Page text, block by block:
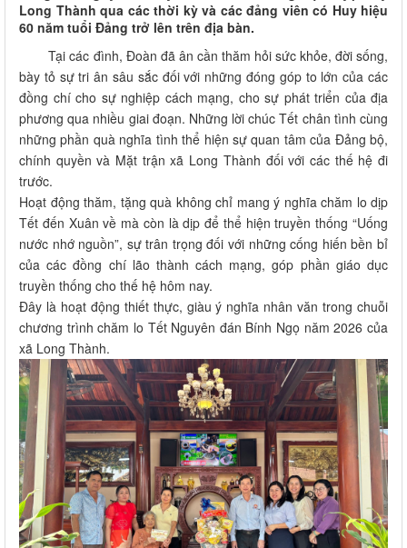
Long Thành qua các thời kỳ và các đảng viên có Huy hiệu
60 năm tuổi Đảng trở lên trên địa bàn.
Tại các đình, Đoàn đã ân cần thăm hỏi sức khỏe, đời sống,
bày tỏ sự tri ân sâu sắc đối với những đóng góp to lớn của các
đồng chí cho sự nghiệp cách mạng, cho sự phát triển của địa
phương qua nhiều giai đoạn. Những lời chúc Tết chân tình cùng
những phần quà nghĩa tình thể hiện sự quan tâm của Đảng bộ,
chính quyền và Mặt trận xã Long Thành đối với các thế hệ đi
trước.
Hoạt động thăm, tặng quà không chỉ mang ý nghĩa chăm lo dịp
Tết đến Xuân về mà còn là dịp để thể hiện truyền thống “Uống
nước nhớ nguồn”, sự trân trọng đối với những cống hiến bền bỉ
của các đồng chí lão thành cách mạng, góp phần giáo dục
truyền thống cho thế hệ hôm nay.
Đây là hoạt động thiết thực, giàu ý nghĩa nhân văn trong chuỗi
chương trình chăm lo Tết Nguyên đán Bính Ngọ năm 2026 của
xã Long Thành.